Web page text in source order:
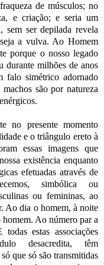
de músculos; no
e criação; e seria um
sem ser depilada revela
a vulva. Ao Homem
porque o nosso legado
durante milhões de anos
falo simétrico adornado
são por natureza
no presente momento
e o triângulo ereto à
essas imagens que
existência enquanto
efetuadas através de
simbólica ou
ou femininas, ao
Ao dia o homem, à noite
Ao número par a
estas associações
desacredita, têm
que só são transmitidas